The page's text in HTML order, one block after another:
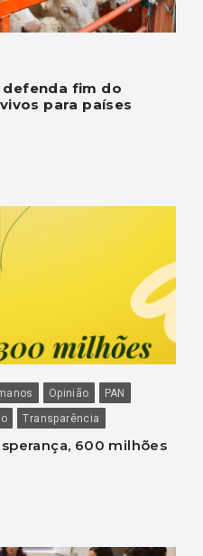
defenda fim do
para países
Opinião
PAN
Transparência
600 milhões